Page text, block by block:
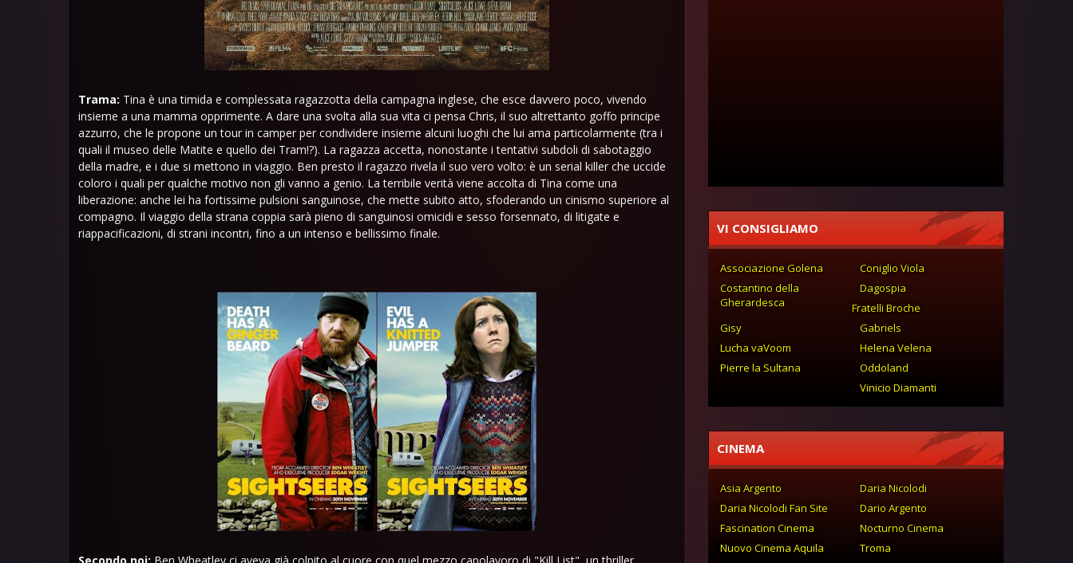
Trama: Tina è una timida e complessata ragazzotta della campagna inglese, che esce davvero poco, vivendo
insieme a una mamma opprimente. A dare una svolta alla sua vita ci pensa Chris, il suo altrettanto goffo principe
azzurro, che le propone un tour in camper per condividere insieme alcuni luoghi che lui ama particolarmente (tra i
quali il museo delle Matite e quello dei Tram!?). La ragazza accetta, nonostante i tentativi subdoli di sabotaggio
della madre, e i due si mettono in viaggio. Ben presto il ragazzo rivela il suo vero volto: è un serial killer che uccide
coloro i quali per qualche motivo non gli vanno a genio. La terribile verità viene accolta di Tina come una
liberazione: anche lei ha fortissime pulsioni sanguinose, che mette subito atto, sfoderando un cinismo superiore al
compagno. Il viaggio della strana coppia sarà pieno di sanguinosi omicidi e sesso forsennato, di litigate e
riappacificazioni, di strani incontri, fino a un intenso e bellissimo finale.
VI CONSIGLIAMO
Associazione Golena
Coniglio Viola
Costantino della
Gherardesca
Dagospia
Fratelli Broche
Gabriels
Gisy
Helena Velena
Lucha vaVoom
Oddoland
Pierre la Sultana
Vinicio Diamanti
CINEMA
Asia Argento
Daria Nicolodi
Daria Nicolodi Fan Site
Dario Argento
Fascination Cinema
Nocturno Cinema
Nuovo Cinema Aquila
Troma